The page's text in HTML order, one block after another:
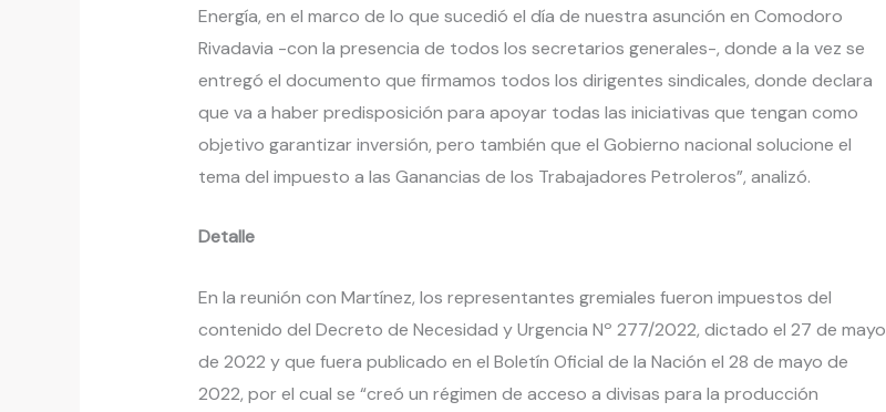
Energía, en el marco de lo que sucedió el día de nuestra asunción en Comodoro
Rivadavia -con la presencia de todos los secretarios generales-, donde a la vez se
entregó el documento que firmamos todos los dirigentes sindicales, donde declara
que va a haber predisposición para apoyar todas las iniciativas que tengan como
objetivo garantizar inversión, pero también que el Gobierno nacional solucione el
tema del impuesto a las Ganancias de los Trabajadores Petroleros”, analizó.
Detalle
En la reunión con Martínez, los representantes gremiales fueron impuestos del
contenido del Decreto de Necesidad y Urgencia Nº 277/2022, dictado el 27 de mayo
de 2022 y que fuera publicado en el Boletín Oficial de la Nación el 28 de mayo de
2022, por el cual se “creó un régimen de acceso a divisas para la producción